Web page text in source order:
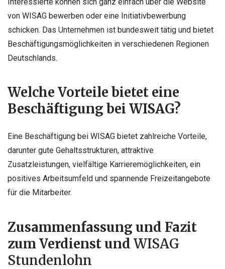
von WISAG bewerben oder eine Initiativbewerbung
schicken. Das Unternehmen ist bundesweit tätig und bietet
Beschäftigungsmöglichkeiten in verschiedenen Regionen
Deutschlands.
Welche Vorteile bietet eine
Beschäftigung bei WISAG?
Eine Beschäftigung bei WISAG bietet zahlreiche Vorteile,
darunter gute Gehaltsstrukturen, attraktive
Zusatzleistungen, vielfältige Karrieremöglichkeiten, ein
positives Arbeitsumfeld und spannende Freizeitangebote
für die Mitarbeiter.
Zusammenfassung und Fazit
zum Verdienst und WISAG
Stundenlohn